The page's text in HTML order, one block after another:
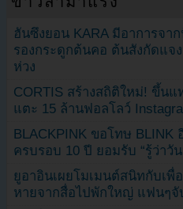
ฮันซึงยอน KARA มีอาการจ
รองกระดูกต้นคอ ต้นสังกัดแจ
ห่วง
CORTIS สร้างสถิติใหม่! ขึ้นแ
แตะ 15 ล้านฟอลโลว์
BLACKPINK ขอโทษ BLINK
ครบรอบ 10 ปี ยอมรับ “รู้ว่าวั
ยูอาอินเผยโมเมนต์สนิทกับเพื่
หายจากสื่อไปพักใหญ่ แฟนๆจั